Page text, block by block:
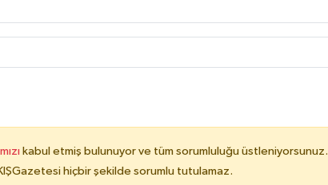
kabul etmiş bulunuyor ve tüm sorumluluğu üstleniyorsunuz.
hiçbir şekilde sorumlu tutulamaz.